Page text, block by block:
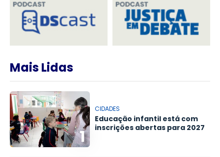
Mais Lidas
1
CIDADES
Educação infantil está com
inscrições abertas para 2027